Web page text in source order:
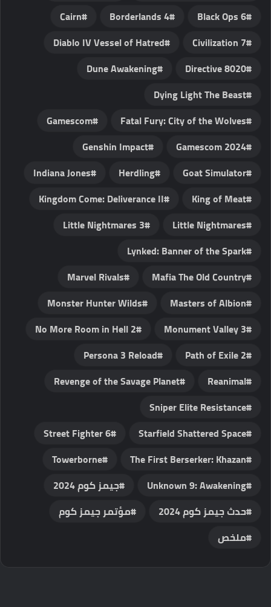
Black Ops 6
Borderlands 4
Cairn
Civilization 7
Diablo IV Vessel of Hatred
Directive 8020
Dune Awakening
Dying Light The Beast
Fatal Fury: City of the Wolves
Gamescom
Gamescom 2024
Genshin Impact
Goat Simulator
Herdling
Indiana Jones
King of Meat
Kingdom Come: Deliverance II
Little Nightmares
Little Nightmares 3
Lynked: Banner of the Spark
Mafia The Old Country
Marvel Rivals
Masters of Albion
Monster Hunter Wilds
Monument Valley 3
No More Room in Hell 2
Path of Exile 2
Persona 3 Reload
Reanimal
Revenge of the Savage Planet
Sniper Elite Resistance
Starfield Shattered Space
Street Fighter 6
The First Berserker: Khazan
Towerborne
Unknown 9: Awakening
جيمز كوم 2024
حدث جيمز كوم 2024
مؤتمر جيمز كوم
ملخص